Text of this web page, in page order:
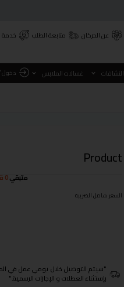
عن الحركان متابعة الطلب خدمة
النشافات غسالات الملابس دخول
Product
السعر شامل الضريبة
متبقي0 قطع
"سيتم التوصيل خلال يومي عمل في المدن الرئيسية
بإستثناء العطلات و الإجازات الرسمية."